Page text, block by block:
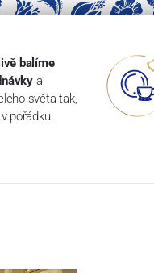
balíme
a
světa tak,
pořádku.